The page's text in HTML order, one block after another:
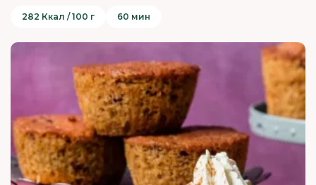
282 Ккал / 100 г 60 мин